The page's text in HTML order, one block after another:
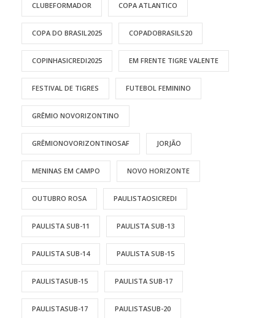
CLUBEFORMADOR COPA ATLANTICO
COPA DO BRASIL2025 COPADOBRASILS20
COPINHASICREDI2025 EM FRENTE TIGRE VALENTE
FESTIVAL DE TIGRES FUTEBOL FEMININO
GRÊMIO NOVORIZONTINO
GRÊMIONOVORIZONTINOSAF JORJÃO
MENINAS EM CAMPO NOVO HORIZONTE
OUTUBRO ROSA PAULISTAOSICREDI
PAULISTA SUB-11 PAULISTA SUB-13
PAULISTA SUB-14 PAULISTA SUB-15
PAULISTASUB-15 PAULISTA SUB-17
PAULISTASUB-17 PAULISTASUB-20